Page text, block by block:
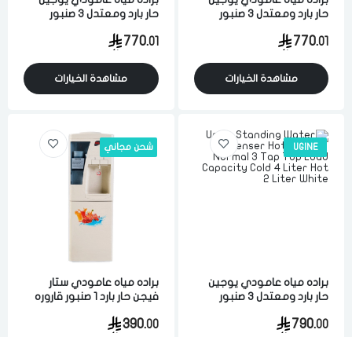
حار بارد ومعتدل 3 صنبور
770.01
مشاهدة الخيارات
حار بارد ومعتدل 3 صنبور
770.01
مشاهدة الخيارات
UGINE
براده مياه عامودي يوجين
حار بارد ومعتدل 3 صنبور
790.00
شحن مجاني
براده مياه عامودي ستار
فيجن حار بارد 1 صنبور قاروره
ابيض390.00